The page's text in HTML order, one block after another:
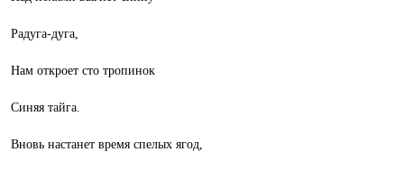
Радуга-дуга,
Нам откроет сто тропинок
Синяя тайга.
Вновь настанет время спелых ягод,